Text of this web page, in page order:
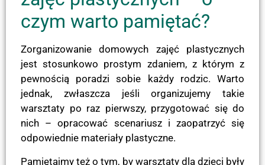
czym warto pamiętać?
Zorganizowanie domowych zajęć plastycznych
jest stosunkowo prostym zdaniem, z którym z
pewnością poradzi sobie każdy rodzic. Warto
jednak, zwłaszcza jeśli organizujemy takie
warsztaty po raz pierwszy, przygotować się do
nich – opracować scenariusz i zaopatrzyć się
odpowiednie materiały plastyczne.
Pamiętajmy też o tym, by warsztaty dla dzieci były